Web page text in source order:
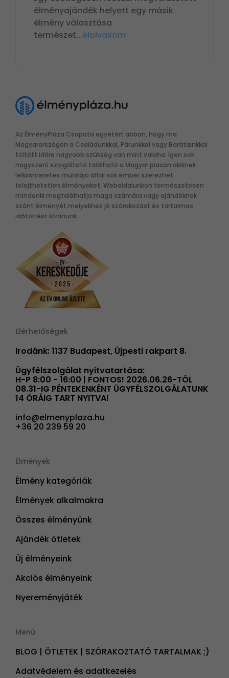
élményajándék helyett egy másik
élmény választása
természet...elolvasom
Az ÉlményPláza Csapata egyetért abban, hogy ma
Magyarországon a Családunkkal, Párunkkal vagy Barátainkkal
töltött időre nagyobb szükség van mint valaha. Igen sok
nagyszerű szolgáltató található a Magyar piacon akiknek
lelkiismeretes munkája által sok ember szerezhet
felejthetetlen élményeket. Weboldalunkon természetesen
mindenki megtalálhatja maga számára vagy ajándéknak
szánt élményét melyekhez jó szórakozást és tartalmas
időtöltést kívánunk.
Elérhetőségek
Irodánk: 1137 Budapest, Újpesti rakpart 8.
Ügyfélszolgálat nyitvatartása:
H-P 8:00 - 16:00 | FONTOS! 2026.06.26-TÓL
08.31-IG PÉNTEKENKÉNT ÜGYFÉLSZOLGÁLATUNK
14 ÓRÁIG TART NYITVA!
info@elmenyplaza.hu
+36 20 239 59 20
Élmények
Élmény kategóriák
Élmények alkalmakra
Összes élményünk
Ajándék ötletek
Új élményeink
Akciós élményeink
Nyereményjáték
Menü
BLOG | ÖTLETEK | SZÓRAKOZTATÓ TARTALMAK ;)
Adatvédelem és adatkezelés